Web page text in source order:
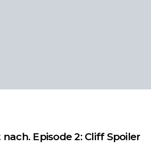
Episode 2: Cliff Spoiler